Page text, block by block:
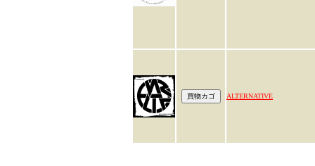
ALTERNATIVE